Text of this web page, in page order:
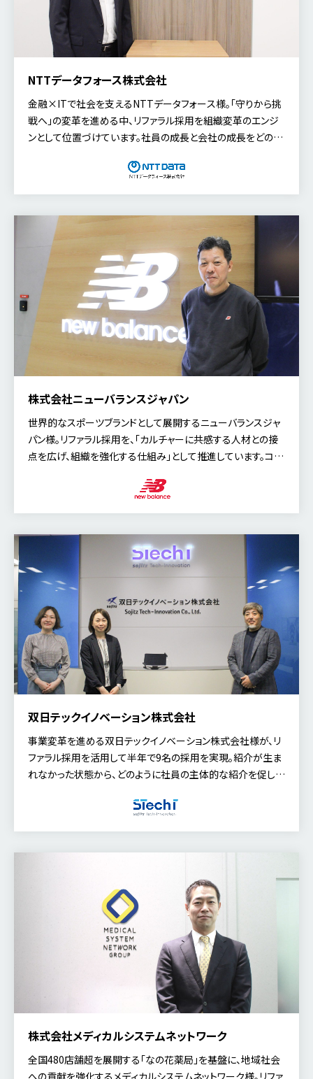
NTTデータフォース株式会社
金融×ITで社会を支えるNTTデータフォース様。「守りから挑
戦へ」の変革を進める中、リファラル採用を組織変革のエンジ
ンとして位置づけています。社員の成長と会社の成長をどのよ
は、代表取締役社長 池野 元就氏にお話を伺いました。
株式会社ニューバランスジャパン
世界的なスポーツブランドとして展開するニューバランスジャ
パン様。リファラル採用を、「カルチャーに共感する人材との接
点を広げ、組織を強化する仕組み」として推進しています。コア
リファラル採用を特別な施策ではなく当たり前の仕組みとして
双日テックイノベーション株式会社
事業変革を進める双日テックイノベーション株式会社様が、リ
ファラル採用を活用して半年で9名の採用を実現。紹介が生ま
れなかった状態から、どのように社員の主体的な紹介を促し、
背景や成果、今後の展望について、人事部長の田村氏、人材開
株式会社メディカルシステムネットワーク
全国480店舗超を展開する「なの花薬局」を基盤に、地域社会
への貢献を強化するメディカルシステムネットワーク様。リファ